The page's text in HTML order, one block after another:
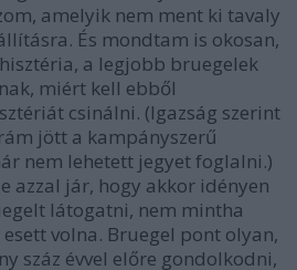
amelyik nem ment ki tavaly
És mondtam is okosan,
a legjobb bruegelek
miért kell ebből
csinálni. (Igazság szerint
jött a kampányszerű
nem lehetett jegyet foglalni.)
azzal jár, hogy akkor idényen
látogatni, nem mintha
volna. Bruegel pont olyan,
száz évvel előre gondolkodni,